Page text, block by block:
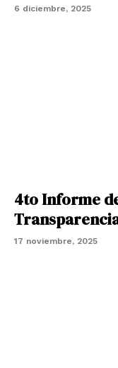
6 diciembre, 2025
4to Informe
17 noviembre, 2025